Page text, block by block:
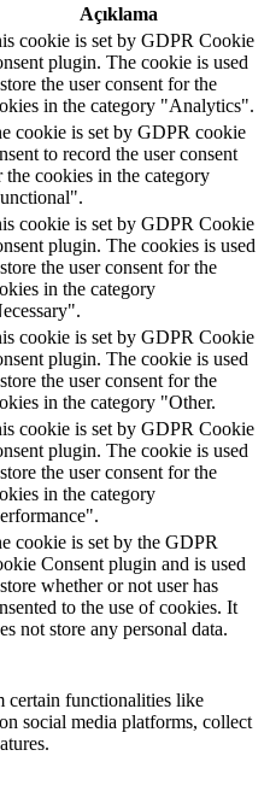
Açıklama
cookie is set by GDPR Cookie
plugin. The cookie is used
the user consent for the
in the category "Analytics".
cookie is set by GDPR cookie
to record the user consent
the cookies in the category
cookie is set by GDPR Cookie
plugin. The cookies is used
the user consent for the
in the category
cookie is set by GDPR Cookie
plugin. The cookie is used
the user consent for the
in the category "Other.
cookie is set by GDPR Cookie
plugin. The cookie is used
the user consent for the
in the category
cookie is set by the GDPR
Consent plugin and is used
whether or not user has
to the use of cookies. It
not store any personal data.
certain functionalities like
social media platforms, collect